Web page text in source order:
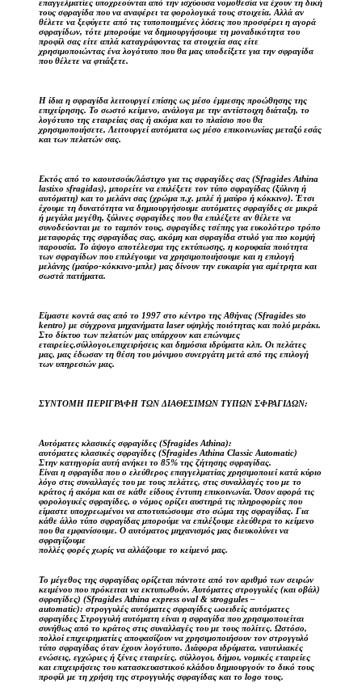
επαγγελματίες υποχρεούνται από την ισχύουσα νομοθεσία να έχουν τη δική
τους σφραγίδα που να αναφέρει τα φορολογικά τους στοιχεία. Αλλά αν
θέλετε να ξεφύγετε από τις τυποποιημένες λύσεις που προσφέρει η αγορά
σφραγίδων, τότε μπορούμε να δημιουργήσουμε τη μοναδικότητα του
προφίλ σας είτε απλά καταγράφοντας τα στοιχεία σας είτε
χρησιμοποιώντας ένα λογότυπο που θα μας υποδείξετε για την σφραγίδα
που θέλετε να φτιάξετε.
Η ίδια η σφραγίδα λειτουργεί επίσης ως μέσο έμμεσης προώθησης της
επιχείρησης. Το σωστό κείμενο, ανάλογα με την αντίστοιχη διάταξη, το
λογότυπο της εταιρείας σας ή ακόμα και το πλαίσιο που θα
χρησιμοποιήσετε, Λειτουργεί αυτόματα ως μέσο επικοινωνίας μεταξύ εσάς
και των πελατών σας.
Εκτός από το καουτσούκ/λάστιχο για τις σφραγίδες σας (Sfragides Athina
lastixo sfragidas), μπορείτε να επιλέξετε τον τύπο σφραγίδας (ξύλινη ή
αυτόματη) και το μελάνι σας (χρώμα π.χ. μπλέ ή μαύρο ή κόκκινο). Έτσι
έχουμε τη δυνατότητα να δημιουργήσουμε αυτόματες σφραγίδες σε μικρά
ή μεγάλα μεγέθη, ξύλινες σφραγίδες που θα επιλέξετε αν θέλετε να
συνοδεύονται με το ταμπόν τους, σφραγίδες τσέπης για ευκολότερο τρόπο
μεταφοράς της σφραγίδας σας, ακόμη και σφραγίδα στυλό για πιο κομψή
παρουσία. Το άψογο αποτέλεσμα της εκτύπωσης, η κορυφαία ποιότητα
των σφραγίδων που επιλέγουμε να χρησιμοποιήσουμε και η επιλογή
μελάνης (μαύρο-κόκκινο-μπλε) μας δίνουν την ευκαιρία για αμέτρητα και
σωστά πατήματα.
Είμαστε κοντά σας από το 1997 στο κέντρο της Αθήνας (Sfragides sto
kentro) με σύγχρονα μηχανήματα laser υψηλής ποιότητας και πολύ μεράκι.
Στο δίκτυο των πελατών μας υπάρχουν και επώνυμες
εταιρείες,σύλλογοι,επιχειρήσεις και δημόσια ιδρύματα κλπ. Οι πελάτες
μας, μας έδωσαν τη θέση του μόνιμου συνεργάτη μετά από της επιλογή
των υπηρεσιών μας.
ΣΥΝΤΟΜΗ ΠΕΡΙΓΡΑΦΗ ΤΩΝ ΔΙΑΘΕΣΙΜΩΝ ΤΥΠΩΝ ΣΦΡΑΓΙΔΩΝ:
Αυτόματες κλασικές σφραγίδες (Sfragides Athina):
αυτόματες κλασικές σφραγίδες (Sfragides Athina Classic Automatic)
Στην κατηγορία αυτή ανήκει το 85% της ζήτησης σφραγίδας.
Είναι η σφραγίδα που ο ελεύθερος επαγγελματίας χρησιμοποιεί κατά κύριο
λόγο στις συναλλαγές του με τους πελάτες, στις συναλλαγές του με το
κράτος ή ακόμα και σε κάθε είδους έντυπη επικοινωνία. Όσον αφορά τις
φορολογικές σφραγίδες, ο νόμος ορίζει αυστηρά τις πληροφορίες που
είμαστε υποχρεωμένοι να αποτυπώσουμε στο σώμα της σφραγίδας. Για
κάθε άλλο τύπο σφραγίδας μπορούμε να επιλέξουμε ελεύθερα το κείμενο
που θα εμφανίσουμε. Ο αυτόματος μηχανισμός μας διευκολύνει να
σφραγίζουμε
πολλές φορές χωρίς να αλλάζουμε το κείμενό μας.
Το μέγεθος της σφραγίδας ορίζεται πάντοτε από τον αριθμό των σειρών
κειμένου που πρόκειται να εκτυπωθούν. Αυτόματες στρογγυλές (και οβάλ)
σφραγίδες) (Sfragides Athina express oval & stroggules –
automatic): στρογγυλές αυτόματες σφραγίδες ωοειδείς αυτόματες
σφραγίδες Στρογγυλή αυτόματη είναι η σφραγίδα που χρησιμοποιείται
συνήθως από το κράτος στις συναλλαγές του με τους πολίτες. Ωστόσο,
πολλοί επιχειρηματίες αποφασίζουν να χρησιμοποιήσουν τον στρογγυλό
τύπο σφραγίδας όταν έχουν λογότυπο. Διάφορα ιδρύματα, ναυτιλιακές
ενώσεις, εγχώριες ή ξένες εταιρείες, σύλλογοι, δήμοι, νομικές εταιρείες
και επιχειρήσεις του κατασκευαστικού κλάδου δημιουργούν το δικό τους
προφίλ με τη χρήση της στρογγυλής σφραγίδας και το logo τους.